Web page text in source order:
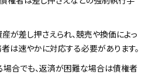
が差し押さえられ、競売や換価によっ
は速やかに対応する必要があります。
合でも、返済が困難な場合は債権者